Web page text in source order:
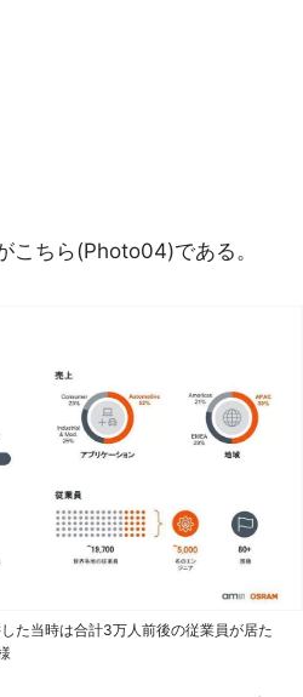
こちら(Photo04)である。
た当時は合計3万人前後の従業員が居た